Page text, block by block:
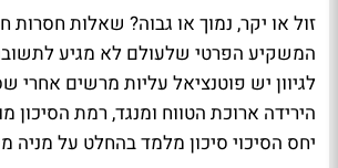
זול או יקר, נמוך או גבוה? שאלות חסרות
המשקיע הפרטי שלעולם לא מגיע
לגיוון יש פוטנציאל עליות מרשים
הירידה ארוכת הטווח ומנגד, רמת הסיכון
יחס הסיכוי סיכון מלמד בהחלט על מניה